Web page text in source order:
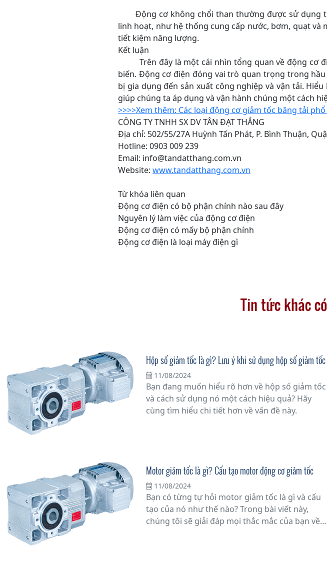
Động cơ không chổi than thường được sử dụng
linh hoạt, như hệ thống cung cấp nước, bơm, quạt
tiết kiệm năng lượng.
Kết luận
Trên đây là một cái nhìn tổng quan về động cơ
biến. Động cơ điện đóng vai trò quan trọng trong
bị gia dụng đến sản xuất công nghiệp và vận tải.
giúp chúng ta áp dụng và vận hành chúng một cách
>>>>Xem thêm: Các loại động cơ giảm tốc băng tải
CÔNG TY TNHH SX DV TÂN ĐẠT THẮNG
Địa chỉ: 502/55/27A Huỳnh Tấn Phát, P. Bình Thuận,
Hotline: 0903 009 239
Email: info@tandatthang.com.vn
Website: www.tandatthang.com.vn
Từ khóa liên quan
Động cơ điện có bộ phận chính nào sau đây
Nguyên lý làm việc của động cơ điện
Động cơ điện có mấy bộ phận chính
Động cơ điện là loại máy điện gì
Tin tức khác
Hộp số giảm tốc là gì? Lưu ý khi sử dụng hộp số giảm tốc
11/08/2024
Bạn đang muốn hiểu rõ hơn về hộp số giảm tốc
và cách sử dụng nó một cách hiệu quả? Hãy
cùng tìm hiểu chi tiết hơn về vấn đề này.
Motor giảm tốc là gì? Cấu tạo motor động cơ giảm tốc
11/08/2024
Bạn có từng tự hỏi motor giảm tốc là gì và cấu
tạo của nó như thế nào? Trong bài viết này,
chúng tôi sẽ giải đáp mọi thắc mắc của bạn về